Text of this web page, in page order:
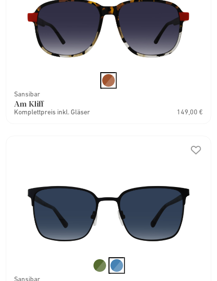
Sansibar
Am Kliff
Komplettpreis inkl. Gläser 149,00 €
Sansibar